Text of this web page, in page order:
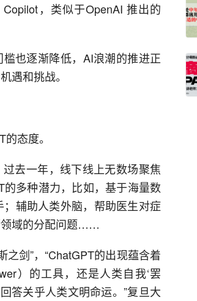
，类似于OpenAI 推出的
也逐渐降低，AI浪潮的推进正
遇和挑战。
态度。
去一年，线下线上无数场聚焦
多种潜力，比如，基于海量数
辅助人类外脑，帮助医生对症
领域的分配问题……
剑”，“ChatGPT的出现蕴含着
）的工具，还是人类自我‘罢
答关乎人类文明命运。”复旦大